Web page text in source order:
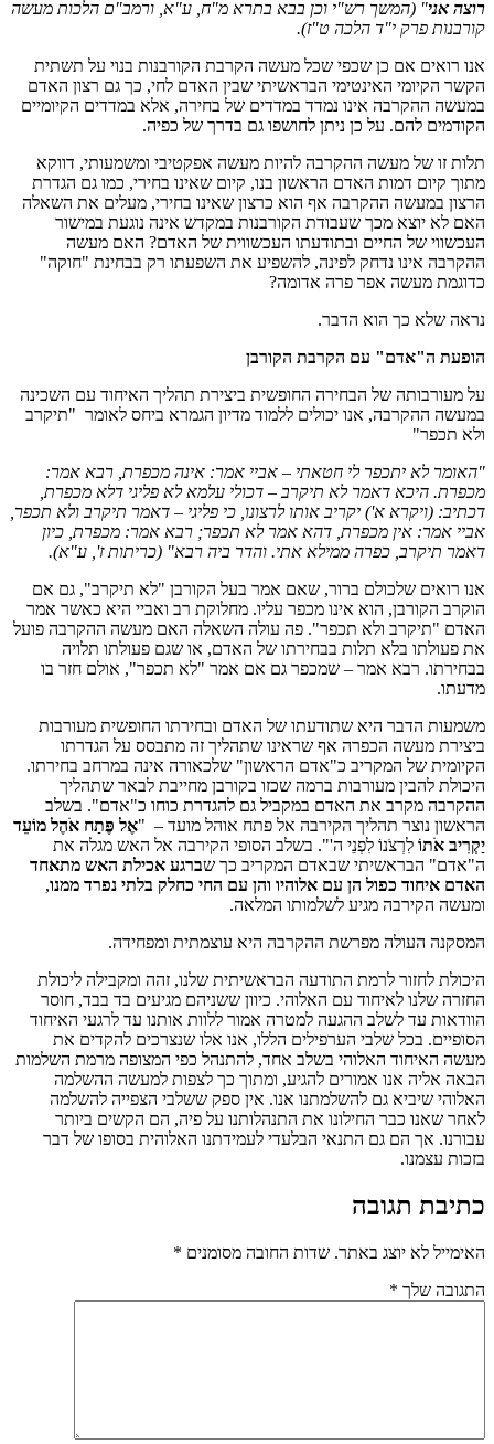
רוצה אני" (המשך רש"י וכן בבא בתרא מ"ח, ע"א, ורמב"ם הלכות מעשה
קורבנות פרק י"ד הלכה ט"ז).
אנו רואים אם כן שכפי שכל מעשה הקרבת הקורבנות בנוי על תשתית
הקשר הקיומי האינטימי הבראשיתי שבין האדם לחי, כך גם רצון האדם
במעשה ההקרבה אינו נמדד במדדים של בחירה, אלא במדדים הקיומיים
הקודמים להם. על כן ניתן לחושפו גם בדרך של כפיה.
תלות זו של מעשה ההקרבה להיות מעשה אפקטיבי ומשמעותי, דווקא
מתוך קיום דמות האדם הראשון בנו, קיום שאינו בחירי, כמו גם הגדרת
הרצון במעשה ההקרבה אף הוא כרצון שאינו בחירי, מעלים את השאלה
האם לא יוצא מכך שעבודת הקורבנות במקדש אינה נוגעת במישור
העכשווי של החיים ובתודעתו העכשווית של האדם? האם מעשה
ההקרבה אינו נדחק לפינה, להשפיע את השפעתו רק בבחינת "חוקה"
כדוגמת מעשה אפר פרה אדומה?
נראה שלא כך הוא הדבר.
הופעת ה"אדם" עם הקרבת הקורבן
על מעורבותה של הבחירה החופשית ביצירת תהליך האיחוד עם השכינה
במעשה ההקרבה, אנו יכולים ללמוד מדיון הגמרא ביחס לאומר "תיקרב
ולא תכפר"
"האומר לא יתכפר לי חטאתי – אביי אמר: אינה מכפרת, רבא אמר:
מכפרת. היכא דאמר לא תיקרב – דכולי עלמא לא פליגי דלא מכפרת,
דכתיב: (ויקרא א') יקריב אותו לרצונו, כי פליגי – דאמר תיקרב ולא תכפר,
אביי אמר: אין מכפרת, דהא אמר לא תכפר; רבא אמר: מכפרת, כיון
דאמר תיקרב, כפרה ממילא אתי. והדר ביה רבא" (כריתות ז', ע"א).
אנו רואים שלכולם ברור, שאם אמר בעל הקורבן "לא תיקרב", גם אם
הוקרב הקורבן, הוא אינו מכפר עליו. מחלוקת רב ואביי היא כאשר אמר
האדם "תיקרב ולא תכפר". פה עולה השאלה האם מעשה ההקרבה פועל
את פעולתו בלא תלות בבחירתו של האדם, או שגם פעולתו תלויה
בבחירתו. רבא אמר – שמכפר גם אם אמר "לא תכפר", אולם חזר בו
מדעתו.
משמעות הדבר היא שתודעתו של האדם ובחירתו החופשית מעורבות
ביצירת מעשה הכפרה אף שראינו שתהליך זה מתבסס על הגדרתו
הקיומית של המקריב כ"אדם הראשון" שלכאורה אינה במרחב בחירתו.
היכולת להבין מעורבות ברמה שכזו בקורבן מחייבת לבאר שתהליך
ההקרבה מקרב את האדם במקביל גם להגדרת כוחו כ"אדם". בשלב
הראשון נוצר תהליך הקירבה אל פתח אוהל מועד – "אֶל פֶּתַח אֹהֶל מוֹעֵד
יַקְרִיב אֹתוֹ לִרְצֹנוֹ לִפְנֵי ה'". בשלב הסופי הקירבה אל האש מגלה את
ה"אדם" הבראשיתי שבאדם המקריב כך שברגע אכילת האש מתאחד
האדם איחוד כפול הן עם אלוהיו והן עם החי כחלק בלתי נפרד ממנו,
ומעשה הקירבה מגיע לשלמותו המלאה.
המסקנה העולה מפרשת ההקרבה היא עוצמתית ומפחידה.
היכולת לחזור לרמת התודעה הבראשיתית שלנו, זהה ומקבילה ליכולת
החזרה שלנו לאיחוד עם האלוהי. כיוון ששניהם מגיעים בד בבד, חוסר
הוודאות עד לשלב ההגעה למטרה אמור ללוות אותנו עד לרגעי האיחוד
הסופיים. בכל שלבי הערפילים הללו, אנו אלו שנצרכים להקדים את
מעשה האיחוד האלוהי בשלב אחד, להתנהל כפי המצופה מרמת השלמות
הבאה אליה אנו אמורים להגיע, ומתוך כך לצפות למעשה ההשלמה
האלוהי שיביא גם להשלמתנו אנו. אין ספק ששלבי הצפייה להשלמה
לאחר שאנו כבר החילונו את התנהלותנו על פיה, הם הקשים ביותר
עבורנו. אך הם גם התנאי הבלעדי לעמידתנו האלוהית בסופו של דבר
בזכות עצמנו.
כתיבת תגובה
האימייל לא יוצג באתר. שדות החובה מסומנים *
התגובה שלך *